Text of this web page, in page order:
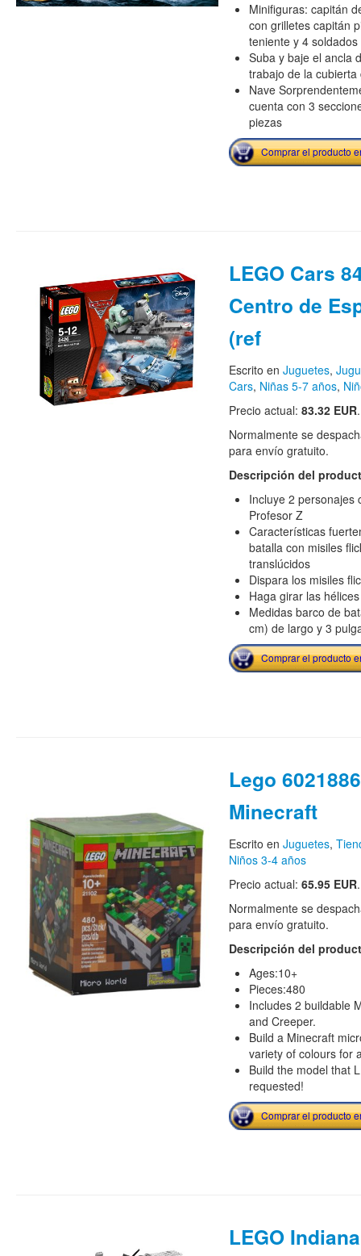
Minifiguras: capitán
con grilletes capitán
teniente y 4 soldados
Suba y baje el ancla
trabajo de la
Nave
cuenta con 3
piezas
Comprar el producto
LEGO Cars
Centro de
(ref
Escrito en Juguetes,
Cars, Niñas 5-7 años,
Precio actual: 83.32 EUR.
Normalmente se
para envío gratuito.
Descripción del
Incluye 2 personajes
Profesor Z
Características
batalla con misiles
translúcidos
Dispara los misiles
Haga girar las
Medidas barco de
cm) de largo y 3
Comprar el producto
Lego 6021886
Minecraft
Escrito en Juguetes,
Niños 3-4 años
Precio actual: 65.95 EUR.
Normalmente se
para envío gratuito.
Descripción del
Ages:10+
Pieces:480
Includes 2 buildable
and Creeper.
Build a Minecraft
variety of colours for
Build the model that
requested!
Comprar el producto
LEGO